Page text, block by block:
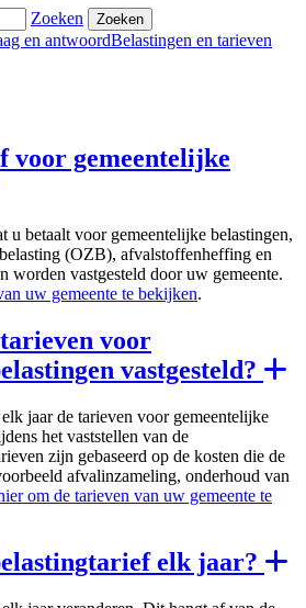
Zoeken Zoeken
en antwoordBelastingen en tarieven
voor gemeentelijke
u betaalt voor gemeentelijke belastingen,
(OZB), afvalstoffenheffing en
worden vastgesteld door uw gemeente.
uw gemeente te bekijken.
voor
vastgesteld?
jaar de tarieven voor gemeentelijke
het vaststellen van de
zijn gebaseerd op de kosten die de
afvalinzameling, onderhoud van
om de tarieven van uw gemeente te
elk jaar?